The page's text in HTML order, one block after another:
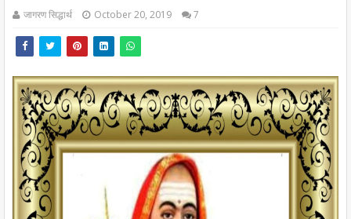
जागरण सिद्धार्थ October 20, 2019 7